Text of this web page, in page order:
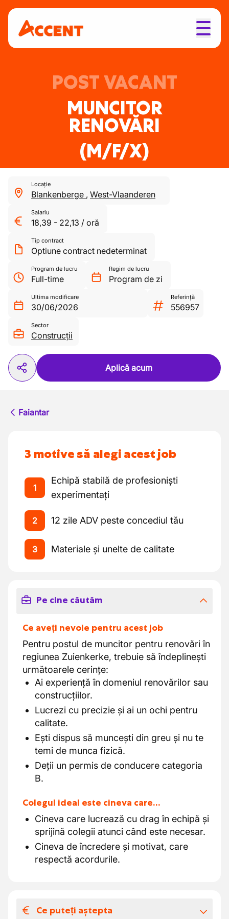
POST VACANT
MUNCITOR
RENOVĂRI
(M/F/X)
Locație
Blankenberge , West-Vlaanderen
Salariu
18,39 - 22,13 / oră
Tip contract
Optiune contract nedeterminat
Program de lucru
Full-time
Regim de lucru
Program de zi
Ultima modificare
30/06/2026
Referință
556957
Sector
Construcții
Aplică acum
Faiantar
3 motive să alegi acest job
1
Echipă stabilă de profesioniști
experimentați
2 12 zile ADV peste concediul tău
3 Materiale și unelte de calitate
Pe cine căutăm
Ce aveți nevoie pentru acest job
Pentru postul de muncitor pentru renovări în
regiunea Zuienkerke, trebuie să îndeplinești
următoarele cerințe:
Ai experiență în domeniul renovărilor sau
construcțiilor.
Lucrezi cu precizie și ai un ochi pentru
calitate.
Ești dispus să muncești din greu și nu te
temi de munca fizică.
Deții un permis de conducere categoria
B.
Colegul ideal este cineva care…
Cineva care lucrează cu drag în echipă și
sprijină colegii atunci când este necesar.
Cineva de încredere și motivat, care
respectă acordurile.
Ce puteți aștepta